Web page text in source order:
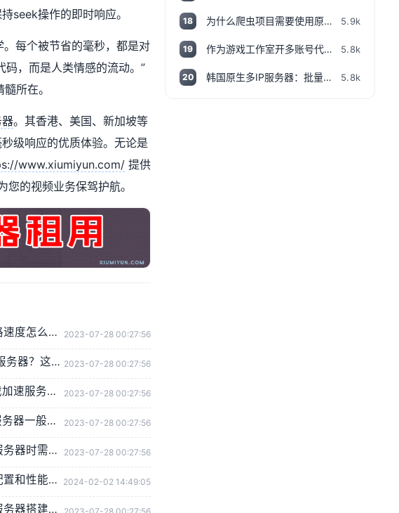
seek操作的即时响应。
每个被节省的毫秒，都是对
码，而是人类情感的流动。”
所在。
。其香港、美国、新加坡等
级响应的优质体验。无论是
www.xiumiyun.com/ 提供
您的视频业务保驾护航。
韩国服务器线路速度怎么样？韩国服务器速度测评 2023-07-28 00:27:56
什么是韩国KT服务器？这条线路的服务器有哪些特点？ 2023-07-28 00:27:56
韩国IP搭建游戏加速服务哪家好，如何获得韩国IP 2023-07-28 00:27:56
韩国多IP站群服务器一般有多少个IP，如何计算 2023-07-28 00:27:56
租用韩国网站服务器时需要关心哪些要素 2023-07-28 00:27:56
站群服务器的配置和性能，你应该注意哪些指标和参数？ 2024-02-02 14:49:05
使用韩国站群服务器搭建游戏代理如何测试IP？
18 为什么爬虫项目需要使用原生代理ip服务器？ 5.9k
19 作为游戏工作室开多账号代练如何选择服务器 5.8k
20 韩国原生多IP服务器：批量注册韩国游戏账号神器 5.8k